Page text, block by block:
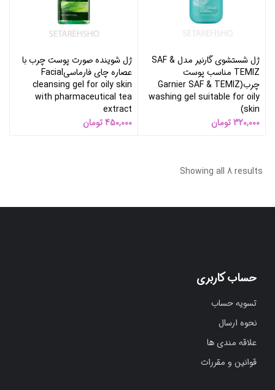
ژل شستشوی گارنیر مدل SAF &
TEMIZ مناسب پوست
چرب(Garnier SAF & TEMIZ
washing gel suitable for oily
skin)
320,000تومان
ژل شوینده صورت پوست چرب با
عصاره چای فارماسیFacial
cleansing gel for oily skin
with pharmaceutical tea
extract
450,000 تومان
Showing all 8 results
حساب کاربری
تسویه حساب
نحوه ارسال
علاقه مندی ها
قوانین و مقررات